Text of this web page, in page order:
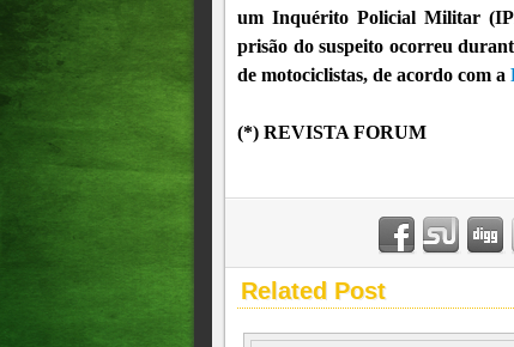
um Inquérito Policial Militar
prisão do suspeito ocorreu
de motociclistas, de acordo com a
(*) REVISTA FORUM
Related Post